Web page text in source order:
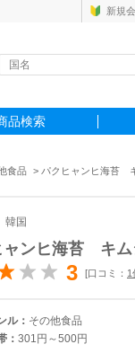
新規
品検索
食品 パクヒャンヒ海苔
韓国
ャンヒ海苔 キ
3 [口コミ： 1
ル： その他食品
： 301円～500円